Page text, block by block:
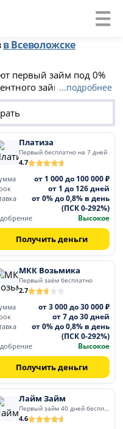
в Всеволожске
первый займ под 0%
займа от 100 до
периода ставки
292%). Оформите
обращении.
...подробнее
Платиза
Первый бесплатно на 7 дней
4.7
от 1 000 до 100 000 ₽
от 1 до 126 дней
от 0% до 0,8% в день
(ПСК 0-292%)
Высокое
Получить деньги
МКК Возьмика
Первый заём бесплатно
2.7
от 3 000 до 30 000 ₽
от 7 до 30 дней
от 0% до 0,8% в день
(ПСК 0-292%)
Высокое
Получить деньги
Лайм Займ
Первый займ 40 дней бесплатно
4.6